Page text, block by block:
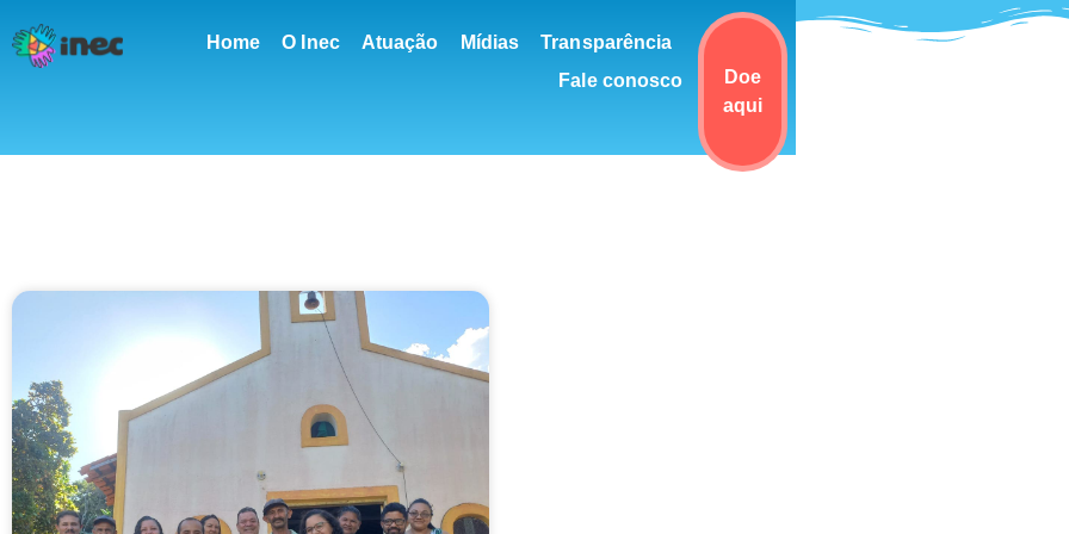
Home O Inec Atuação Mídias
Transparência
Fale conosco
Doe
aqui